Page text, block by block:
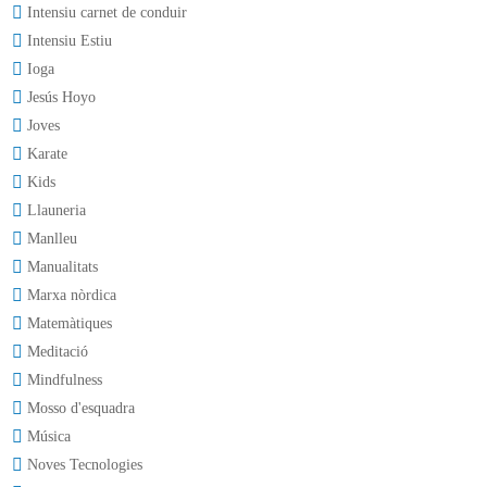
Intensiu carnet de conduir
Intensiu Estiu
Ioga
Jesús Hoyo
Joves
Karate
Kids
Llauneria
Manlleu
Manualitats
Marxa nòrdica
Matemàtiques
Meditació
Mindfulness
Mosso d'esquadra
Música
Noves Tecnologies